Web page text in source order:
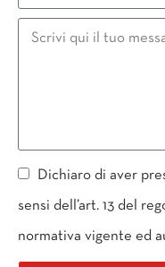
Dichiaro di aver
sensi dell’art. 13 del
normativa vigente ed